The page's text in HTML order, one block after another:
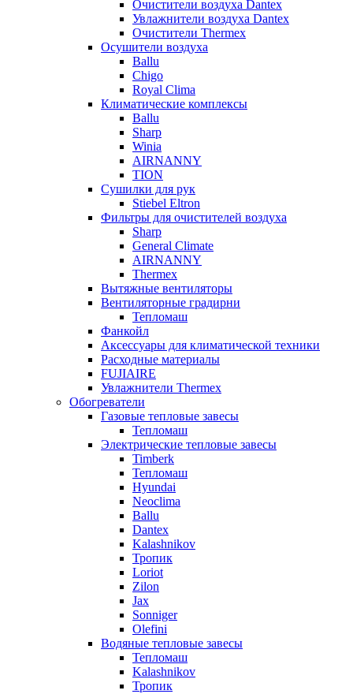
Очистители воздуха Dantex
Увлажнители воздуха Dantex
Очистители Thermex
Осушители воздуха
Ballu
Chigo
Royal Clima
Климатические комплексы
Ballu
Sharp
Winia
AIRNANNY
TION
Сушилки для рук
Stiebel Eltron
Фильтры для очистителей воздуха
Sharp
General Climate
AIRNANNY
Thermex
Вытяжные вентиляторы
Вентиляторные градирни
Тепломаш
Фанкойл
Аксессуары для климатической техники
Расходные материалы
FUJIAIRE
Увлажнители Thermex
Обогреватели
Газовые тепловые завесы
Тепломаш
Электрические тепловые завесы
Timberk
Тепломаш
Hyundai
Neoclima
Ballu
Dantex
Kalashnikov
Тропик
Loriot
Zilon
Jax
Sonniger
Olefini
Водяные тепловые завесы
Тепломаш
Kalashnikov
Тропик